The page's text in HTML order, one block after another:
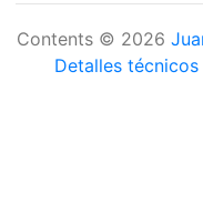
Contents © 2026
Detalles técnicos|